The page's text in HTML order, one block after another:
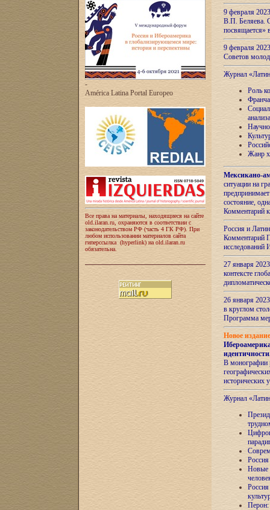
-
América Latina Portal Europeo
Все права на материалы, находящиеся на сайте
old.ilaran.ru, охраняются в соответствии с
законодательством РФ (часть 4 ГК РФ). При
любом использовании материалов сайта
гиперссылка (hyperlink) на old.ilaran.ru
обязательна.
9 февраля
В.П. Беляева.
посвящается»
9 февраля
Советов
Журнал
Роль
анализа
Жанр
Мексикано-
ситуации на
состояние,
Комментарий
Россия и
Комментарий
27 января
контексте
26 января
в круглом
Программа
Новое
идентичности
В монографии
исторических
Журнал
Новые
Перон: